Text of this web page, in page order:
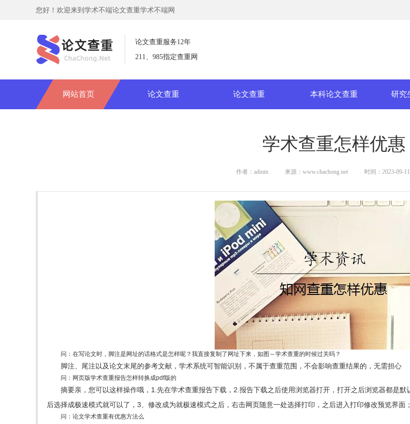
您好！欢迎来到学术不端论文查重学术不端网
网站首页 论文查重 论文查重 本科论文查重 研究
论文查重服务12年
211、985指定查重网
学术查重怎样优惠
作者：admin 来源：www.chachong.net 时间：2023-09-
问：在写论文时，脚注是网址的话格式是怎样呢？我直接复制了网址下来，如图～学术查重的时候过关吗？
脚注、尾注以及论文末尾的参考文献，学术系统可智能识别，不属于查重范围，不会影响查重结果的，无需担心
问：网页版学术查重报告怎样转换成pdf版的
摘要亲，您可以这样操作哦，1.先在学术查重报告下载，2.报告下载之后使用浏览器打开，打开之后浏览器都是
后选择成极速模式就可以了，3、修改成为就极速模式之后，右击网页随意一处选择打印，之后进入打印修改预览界面；
问：论文学术查重有优惠方法么